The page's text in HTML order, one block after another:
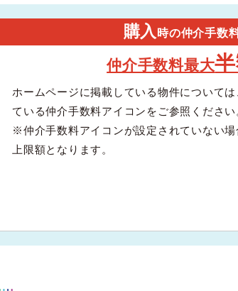
購入 時の仲介手数
仲介手数料最大
ホームページに掲載している物件について
ている仲介手数料アイコンをご参照ください
※仲介手数料アイコンが設定されていない
上限額となります。